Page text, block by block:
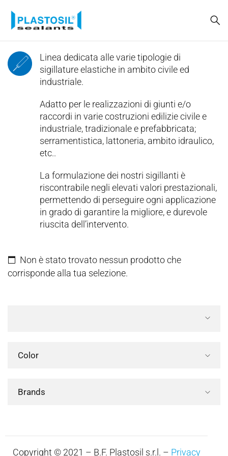
Linea dedicata alle varie tipologie di
sigillature elastiche in ambito civile ed
industriale.
Adatto per le realizzazioni di giunti e/o
raccordi in varie costruzioni edilizie civile e
industriale, tradizionale e prefabbricata;
serramentistica, lattoneria, ambito idraulico,
etc..
La formulazione dei nostri sigillanti è
riscontrabile negli elevati valori prestazionali,
permettendo di perseguire ogni applicazione
in grado di garantire la migliore, e durevole
riuscita dell’intervento.
Non è stato trovato nessun prodotto che
corrisponde alla tua selezione.
Color
Brands
Copyright © 2021 – B.F. Plastosil s.r.l. – Privacy